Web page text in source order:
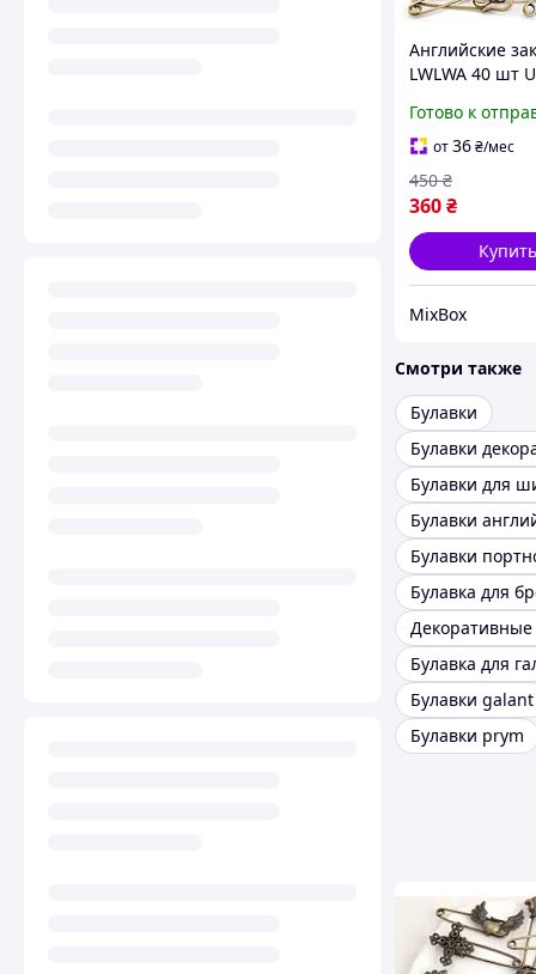
Английские
LWLWA 40 шт
металлические
мм, большие
для одеял,
одежды и
Готово к
от36₴/мес
360₴
450 ₴
Купить
MixBox
Смотри также
Булавки
Булавки
Булавки для
Булавки
Булавка для
Булавка для
Булавки galant
Булавки prym